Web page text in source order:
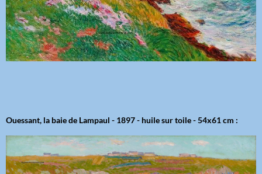
Ouessant, la baie de Lampaul - 1897 - huile sur toile - 54x61 cm :